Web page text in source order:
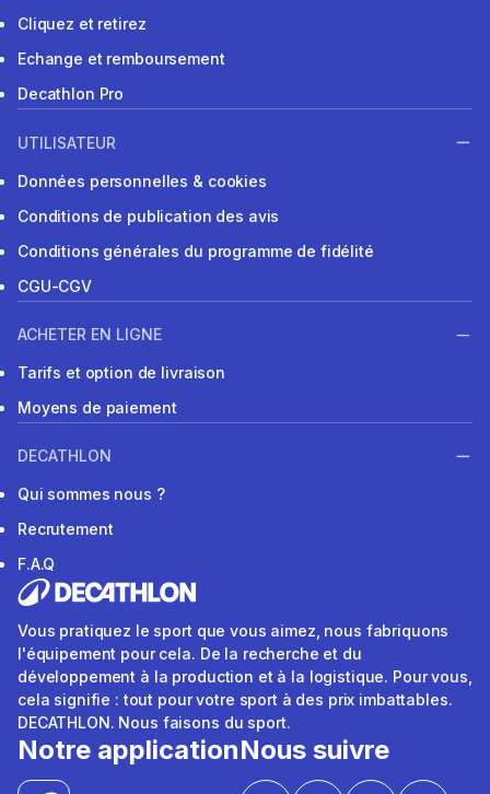
Cliquez et retirez
Echange et remboursement
Decathlon Pro
UTILISATEUR
Données personnelles & cookies
Conditions de publication des avis
Conditions générales du programme de fidélité
CGU-CGV
ACHETER EN LIGNE
Tarifs et option de livraison
Moyens de paiement
DECATHLON
Qui sommes nous ?
Recrutement
F.A.Q
Vous pratiquez le sport que vous aimez, nous fabriquons
l'équipement pour cela. De la recherche et du
développement à la production et à la logistique. Pour vous,
cela signifie : tout pour votre sport à des prix imbattables.
DECATHLON. Nous faisons du sport.
Notre applicationNous suivre